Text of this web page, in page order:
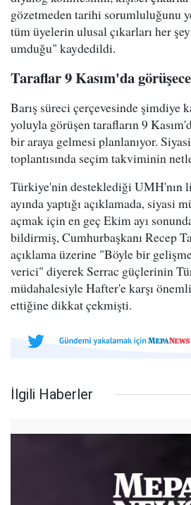
gözetmeden tarihi sorumluluğunu
tüm üyelerin ulusal çıkarları her
umduğu" kaydedildi.
Taraflar 9 Kasım'da görüş
Barış süreci çerçevesinde şimdiye
yoluyla görüşen tarafların 9
bir araya gelmesi planlanıyor.
toplantısında seçim takviminin
Türkiye'nin desteklediği UMH'nın
ayında yaptığı açıklamada, siyasi
açmak için en geç Ekim ayı
bildirmiş, Cumhurbaşkanı Recep
açıklama üzerine "Böyle bir
verici" diyerek Serrac güçlerinin
müdahalesiyle Hafter'e karşı
ettiğine dikkat çekmişti.
İlgili Haberler